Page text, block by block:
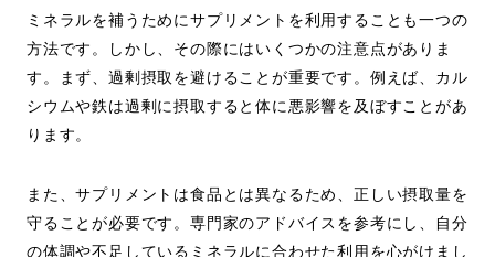
ミネラルを補うためにサプリメントを利用することも一つの
方法です。しかし、その際にはいくつかの注意点がありま
す。まず、過剰摂取を避けることが重要です。例えば、カル
シウムや鉄は過剰に摂取すると体に悪影響を及ぼすことがあ
ります。
また、サプリメントは食品とは異なるため、正しい摂取量を
守ることが必要です。専門家のアドバイスを参考にし、自分
の体調や不足しているミネラルに合わせた利用を心がけまし